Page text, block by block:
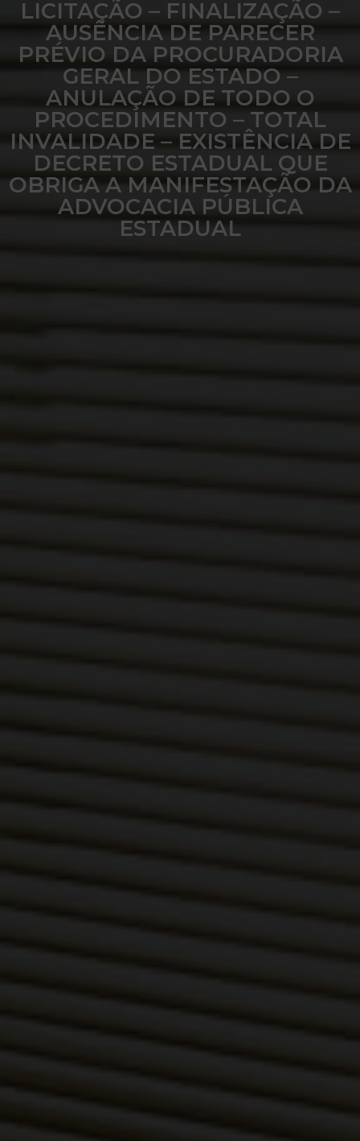
LICITAÇÃO – FINALIZAÇÃO –
AUSÊNCIA DE PARECER
PRÉVIO DA PROCURADORIA
GERAL DO ESTADO –
ANULAÇÃO DE TODO O
PROCEDIMENTO – TOTAL
INVALIDADE – EXISTÊNCIA DE
DECRETO ESTADUAL QUE
OBRIGA A MANIFESTAÇÃO DA
ADVOCACIA PÚBLICA
ESTADUAL